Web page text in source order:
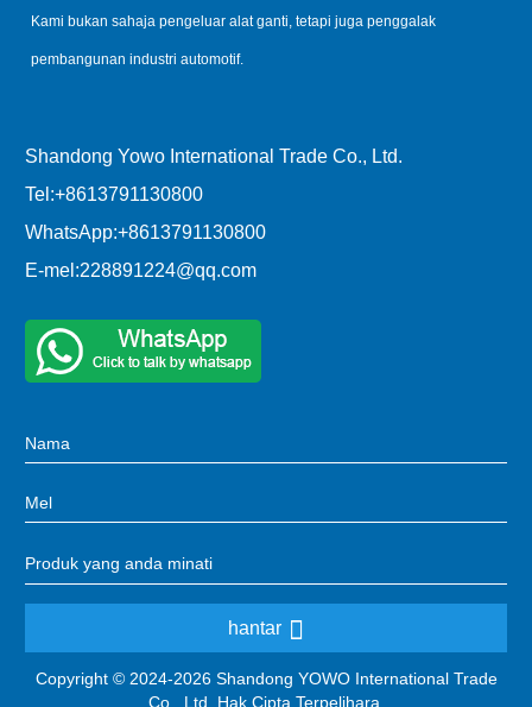
Kami bukan sahaja pengeluar alat ganti, tetapi juga penggalak
pembangunan industri automotif.
Shandong Yowo International Trade Co., Ltd.
Tel:+8613791130800
WhatsApp:+8613791130800
E-mel:228891224@qq.com
hantar
Copyright © 2024-2026 Shandong YOWO International Trade
Co., Ltd. Hak Cipta Terpelihara.